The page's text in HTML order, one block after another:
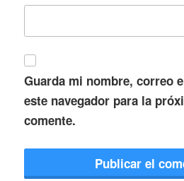
Guarda mi nombre, correo
este navegador para la
comente.